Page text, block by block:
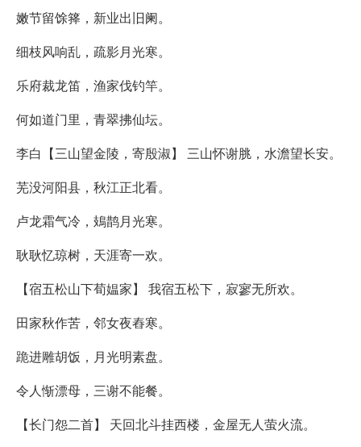
嫩节留馀箨，新业出旧阑。
细枝风响乱，疏影月光寒。
乐府裁龙笛，渔家伐钓竿。
何如道门里，青翠拂仙坛。
李白【三山望金陵，寄殷淑】 三山怀谢脁，水澹望长安。
芜没河阳县，秋江正北看。
卢龙霜气冷，鳷鹊月光寒。
耿耿忆琼树，天涯寄一欢。
【宿五松山下荀媪家】 我宿五松下，寂寥无所欢。
田家秋作苦，邻女夜舂寒。
跪进雕胡饭，月光明素盘。
令人惭漂母，三谢不能餐。
【长门怨二首】 天回北斗挂西楼，金屋无人萤火流。